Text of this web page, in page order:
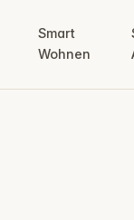
Smart
Wohnen